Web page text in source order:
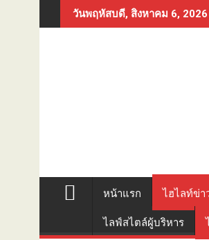
to
วันพฤหัสบดี, สิงหาคม 6, 2026
หน้าแรก ไฮไลท์ข่า
ไลฟ์สไตล์ผู้บริหาร